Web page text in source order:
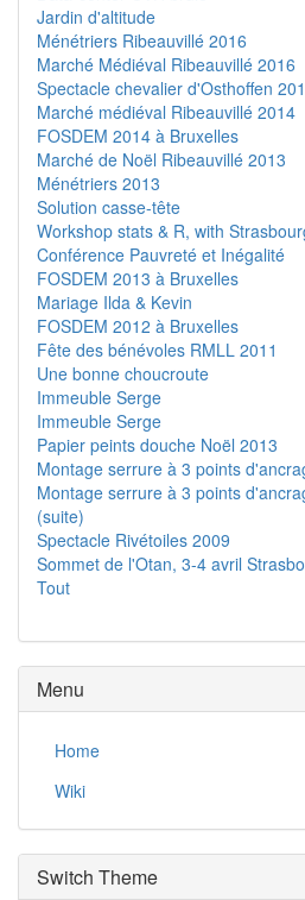
Jardin d'altitude
Ménétriers Ribeauvillé 2016
Marché Médiéval Ribeauvillé 2016
Spectacle chevalier d'Osthoffen
Marché médiéval Ribeauvillé 2014
FOSDEM 2014 à Bruxelles
Marché de Noël Ribeauvillé 2013
Ménétriers 2013
Solution casse-tête
Workshop stats & R, with
Conférence Pauvreté et Inégalité
FOSDEM 2013 à Bruxelles
Mariage Ilda & Kevin
FOSDEM 2012 à Bruxelles
Fête des bénévoles RMLL 2011
Une bonne choucroute
Immeuble Serge
Immeuble Serge
Papier peints douche Noël 2013
Montage serrure à 3 points
Montage serrure à 3 points
(suite)
Spectacle Rivétoiles 2009
Sommet de l'Otan, 3-4 avril
Tout
Menu
Home
Wiki
Switch Theme